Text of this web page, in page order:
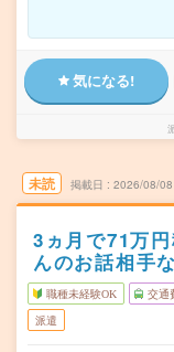
気になる!
未読 掲載日 2026/08/08
3ヵ月で71万
んのお話相手
職種未経験OK 交通
派遣